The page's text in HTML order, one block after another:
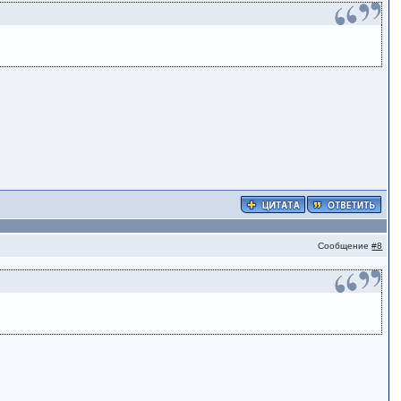
Сообщение#8